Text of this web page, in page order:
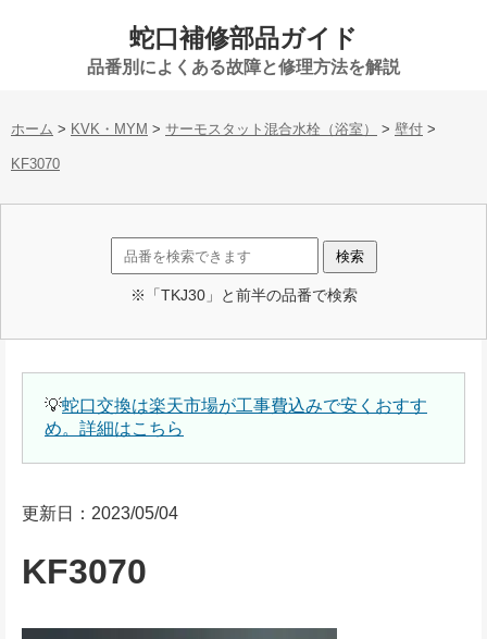
蛇口補修部品ガイド
品番別によくある故障と修理方法を解説
ホーム > KVK・MYM > サーモスタット混合水栓（浴室） > 壁付 >
KF3070
※「TKJ30」と前半の品番で検索
💡蛇口交換は楽天市場が工事費込みで安くおすす
め。詳細はこちら
更新日：2023/05/04
KF3070